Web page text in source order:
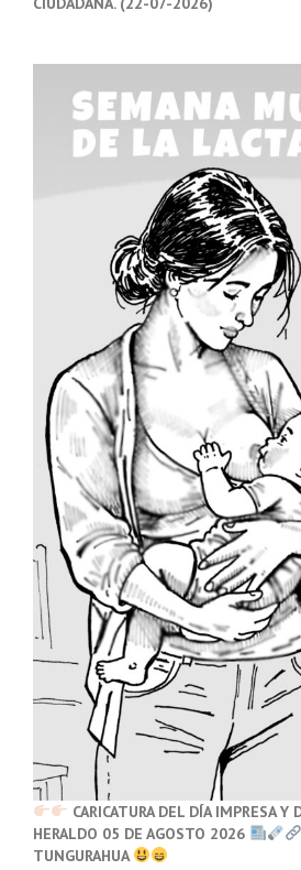
CARICATURA DEL DÍA IMPRESA Y
HERALDO 05 DE AGOSTO 2026
TUNGURAHUA